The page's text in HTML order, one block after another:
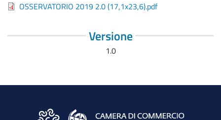
OSSERVATORIO 2019 2.0 (17,1x23,6).pdf
Versione
1.0